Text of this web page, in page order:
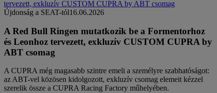
Újdonság a SEAT-tól16.06.2026
A Red Bull Ringen mutatkozik be a Formentorhoz
és Leonhoz tervezett, exkluzív CUSTOM CUPRA by
ABT csomag
A CUPRA még magasabb szintre emeli a személyre szabhatóságot:
az ABT-vel közösen kidolgozott, exkluzív csomag elemeit kézzel
szerelik össze a CUPRA Racing Factory műhelyében.